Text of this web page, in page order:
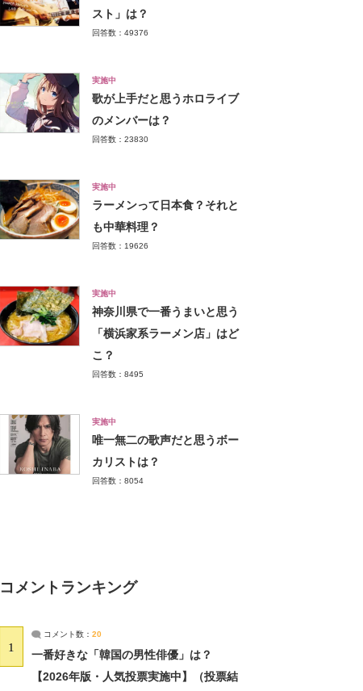
スト」は？
回答数：49376
実施中
歌が上手だと思うホロライブ
のメンバーは？
回答数：23830
実施中
ラーメンって日本食？それと
も中華料理？
回答数：19626
実施中
神奈川県で一番うまいと思う
「横浜家系ラーメン店」はど
こ？
回答数：8495
実施中
唯一無二の歌声だと思うボー
カリストは？
回答数：8054
コメントランキング
1
コメント数： 20
一番好きな「韓国の男性俳優」は？
【2026年版・人気投票実施中】（投票結